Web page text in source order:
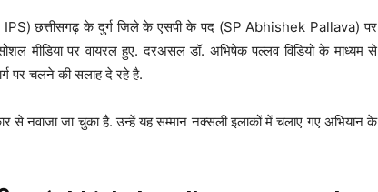
छत्तीसगढ़ के दुर्ग जिले के एसपी के पद (SP Abhishek Pallava) पर
मीडिया पर वायरल हुए. दरअसल डॉ. अभिषेक पल्लव विडियो के माध्यम से
पर चलने की सलाह दे रहे है.
से नवाजा जा चुका है. उन्हें यह सम्मान नक्सली इलाकों में चलाए गए अभियान के